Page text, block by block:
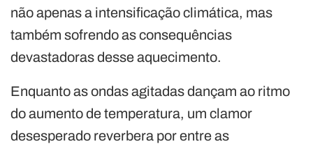
não apenas a intensificação climática, mas
também sofrendo as consequências
devastadoras desse aquecimento.
Enquanto as ondas agitadas dançam ao ritmo
do aumento de temperatura, um clamor
desesperado reverbera por entre as